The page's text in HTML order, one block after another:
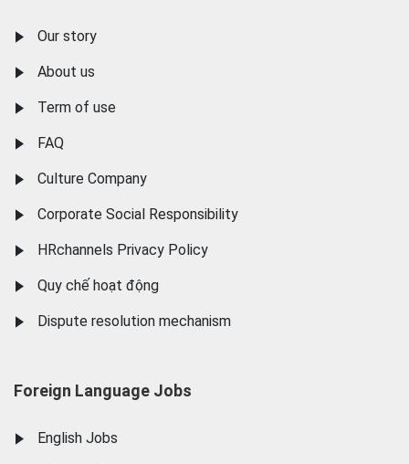
Our story
About us
Term of use
FAQ
Culture Company
Corporate Social Responsibility
HRchannels Privacy Policy
Quy chế hoạt động
Dispute resolution mechanism
Foreign Language Jobs
English Jobs